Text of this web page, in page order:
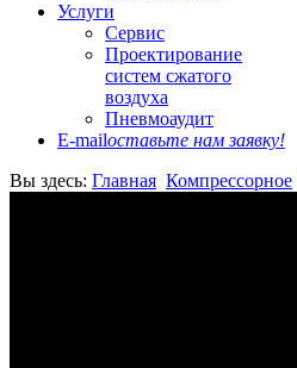
Услуги
Сервис
Проектирование
систем сжатого
воздуха
Пневмоаудит
E-mailоставьте нам заявку!
Вы здесь: Главная Компрессорное